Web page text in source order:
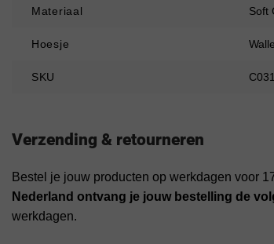
Materiaal Soft
Hoesje
SKU
Verzending & retourneren
Bestel je jouw producten op werkdagen voor
Nederland ontvang je jouw bestelling de
werkdagen.